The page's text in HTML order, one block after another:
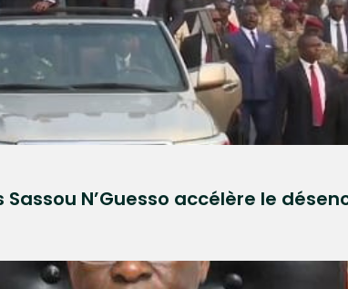
N’Guesso accélère le